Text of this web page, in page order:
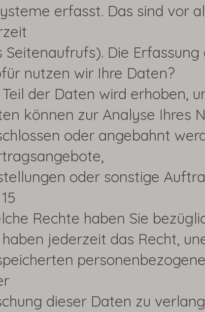
erfasst. Das sind vor
Seitenaufrufs). Die
nutzen wir Ihre Daten?
Teil der Daten wird erhoben,
können zur Analyse Ihres
oder angebahnt
oder sonstige
Rechte haben Sie
haben jederzeit das Recht,
dieser Daten zu